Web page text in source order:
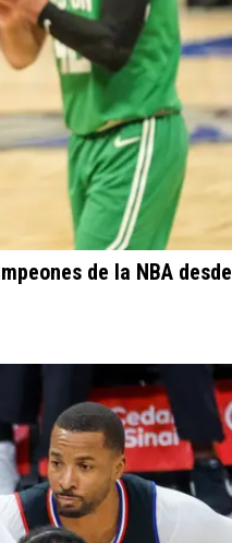
de la NBA desde